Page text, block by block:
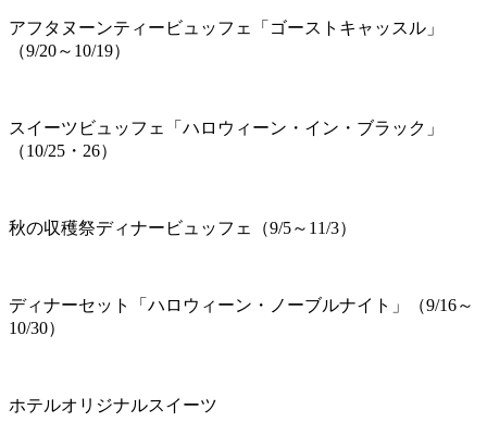
アフタヌーンティービュッフェ「ゴーストキャッスル」
（9/20～10/19）
スイーツビュッフェ「ハロウィーン・イン・ブラック」
（10/25・26）
秋の収穫祭ディナービュッフェ（9/5～11/3）
ディナーセット「ハロウィーン・ノーブルナイト」（9/16～
10/30）
ホテルオリジナルスイーツ